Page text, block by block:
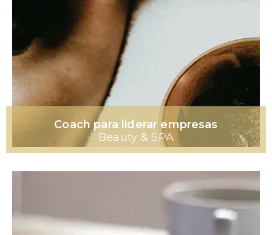
Coach para liderar empresas
Beauty & SPA